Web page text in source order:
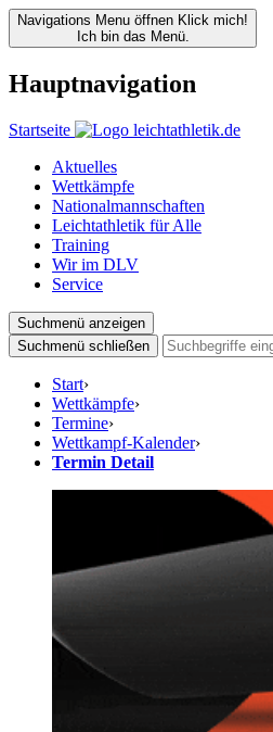
Navigations Menu öffnen Klick mich!
Ich bin das Menü.
Hauptnavigation
Startseite
Aktuelles
Wettkämpfe
Nationalmannschaften
Leichtathletik für Alle
Training
Wir im DLV
Service
Suchmenü anzeigen
Suchmenü schließen
Start›
Wettkämpfe›
Termine›
Wettkampf-Kalender›
Termin Detail